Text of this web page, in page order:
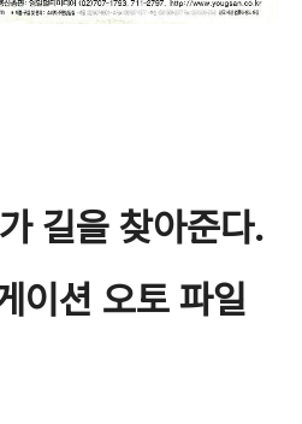
길을 찾아준다.
이션 오토 파일